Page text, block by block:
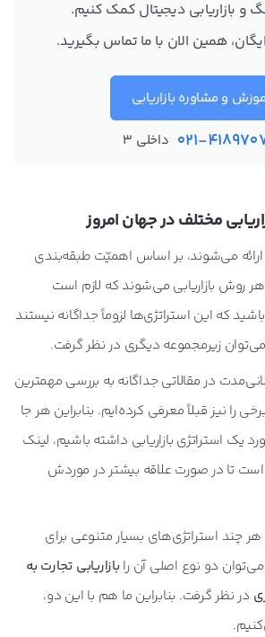
و بازاریابی دیجیتال کمک کنیم.
همین الان با ما تماس بگیرید.
و مشاوره بازاریابی
021- داخلی 3
می‌شوند، بر اساس اهمیّت طبقه‌بندی
روش بازاریابی می‌شوند که لازم است
که این استراتژی‌ها لزوماً جداگانه نیستند
می‌توان زیرمجموعه دیگری در نظر گرفت.
در مقالاتی جداگانه به بررسی مهمترین
را نیز قبلاً معرفی کرده‌ایم. بنابراین هر جا
یک استراتژی بازاریابی داشته باشیم، لینک
است تا در صورت علاقه بیشتر در موردش
هر چند استراتژی‌های بسیار متنوعی برای
می‌توان دو نوع اصلی آن را بازاریابی تجارت به
در نظر گرفت. بنابراین ما هم با این دو،